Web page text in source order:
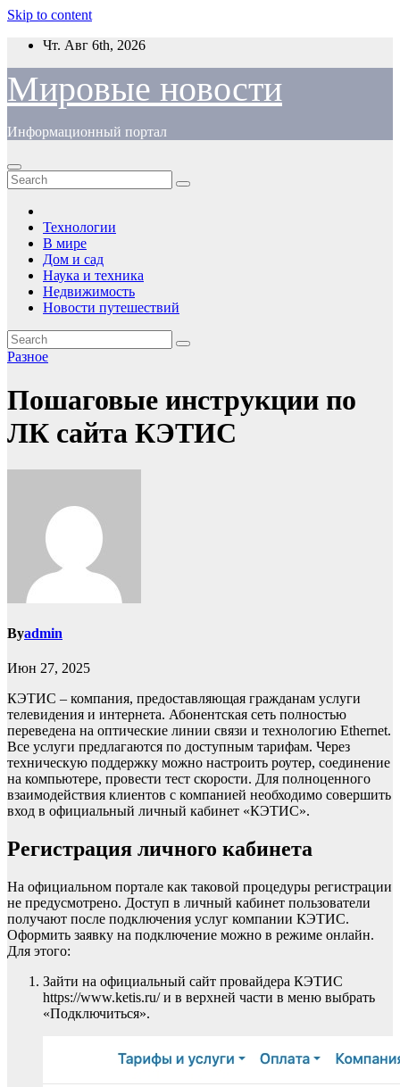
Skip to content
Чт. Авг 6th, 2026
Мировые новости
Информационный портал
Технологии
В мире
Дом и сад
Наука и техника
Недвижимость
Новости путешествий
Разное
Пошаговые инструкции по
ЛК сайта КЭТИС
Byadmin
Июн 27, 2025
КЭТИС – компания, предоставляющая гражданам услуги
телевидения и интернета. Абонентская сеть полностью
переведена на оптические линии связи и технологию Ethernet.
Все услуги предлагаются по доступным тарифам. Через
техническую поддержку можно настроить роутер, соединение
на компьютере, провести тест скорости. Для полноценного
взаимодействия клиентов с компанией необходимо совершить
вход в официальный личный кабинет «КЭТИС».
Регистрация личного кабинета
На официальном портале как таковой процедуры регистрации
не предусмотрено. Доступ в личный кабинет пользователи
получают после подключения услуг компании КЭТИС.
Оформить заявку на подключение можно в режиме онлайн.
Для этого:
Зайти на официальный сайт провайдера КЭТИС
https://www.ketis.ru/ и в верхней части в меню выбрать
«Подключиться».